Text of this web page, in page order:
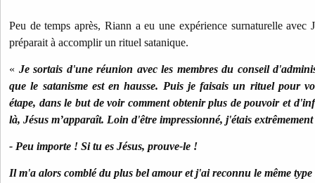
Peu de temps après, Riann a eu une expérience surnaturelle avec
préparait à accomplir un rituel satanique.
« Je sortais d'une réunion avec les membres du conseil
que le satanisme est en hausse. Puis je faisais un rituel pour
étape, dans le but de voir comment obtenir plus de pouvoir et
là, Jésus m’apparaît. Loin d'être impressionné, j'étais
- Peu importe ! Si tu es Jésus, prouve-le !
Il m'a alors comblé du plus bel amour et j'ai reconnu le même